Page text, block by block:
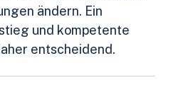
ändern. Ein
und kompetente
entscheidend.